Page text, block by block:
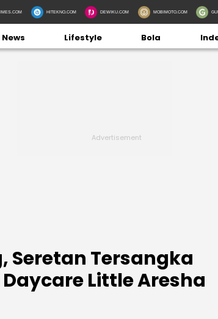
HITEKNO.COM DEWIKU.COM MOBIMOTO.COM
News Lifestyle Bola
Seretan Tersangka
Little Aresha